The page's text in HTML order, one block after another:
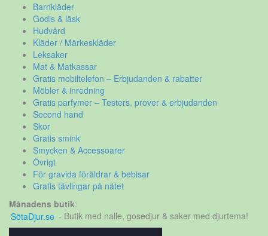
Barnkläder
Godis & läsk
Hudvård
Kläder / Märkeskläder
Leksaker
Mat & Matkassar
Gratis mobiltelefon – Erbjudanden & rabatter
Möbler & inredning
Gratis parfymer – Testers, prover & erbjudanden
Second hand
Skor
Gratis smink
Smycken & Accessoarer
Övrigt
För gravida föräldrar & bebisar
Gratis tävlingar på nätet
Månadens butik:
SötaDjur.se - Butik med nalle, gosedjur & saker med djurtema!